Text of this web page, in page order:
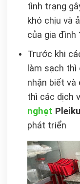
tình trạng
khó chịu và
của gia đình
Trước khi
làm sạch thì
nhận biết và
thì các dịch
nghẹt Pleiku
phát triển